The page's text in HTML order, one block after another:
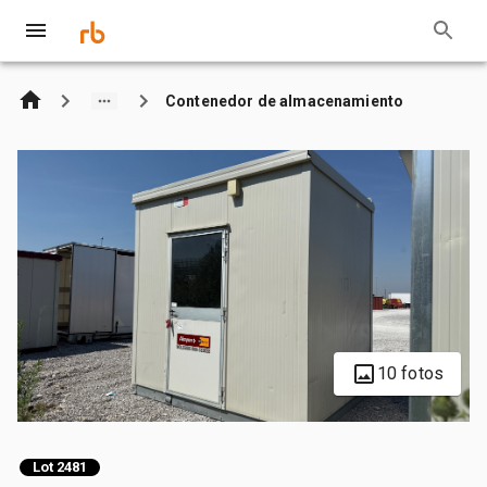
Contenedor de almacenamiento
10 fotos
Lot 2481